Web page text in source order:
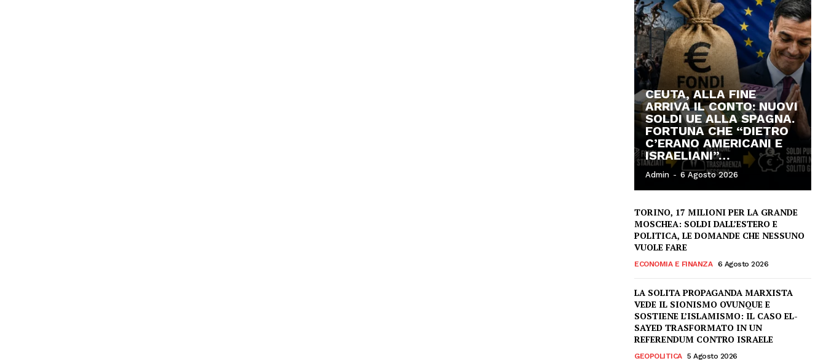
CEUTA, ALLA FINE
ARRIVA IL CONTO: NUOVI
SOLDI UE ALLA SPAGNA.
FORTUNA CHE “DIETRO
C’ERANO AMERICANI E
ISRAELIANI”…
Admin - 6 Agosto 2026
TORINO, 17 MILIONI PER LA GRANDE
MOSCHEA: SOLDI DALL’ESTERO E
POLITICA, LE DOMANDE CHE NESSUNO
VUOLE FARE
ECONOMIA E FINANZA 6 Agosto 2026
LA SOLITA PROPAGANDA MARXISTA
VEDE IL SIONISMO OVUNQUE E
SOSTIENE L’ISLAMISMO: IL CASO EL-
SAYED TRASFORMATO IN UN
REFERENDUM CONTRO ISRAELE
GEOPOLITICA 5 Agosto 2026